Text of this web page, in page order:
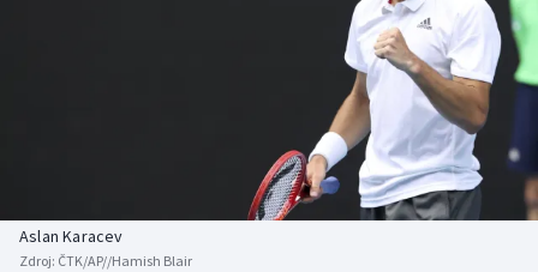
Biatlon
Aplikace ČT sport
Aslan Karacev
Zdroj: ČTK/AP//Hamish Blair